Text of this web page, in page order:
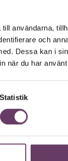
användarna,
och
Dessa kan i
när du har
Statistik